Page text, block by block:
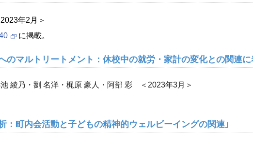
年2月＞
に掲載。
マルトリートメント：休校中の就労・家計の変化との関連に
綾乃・劉 名洋・梶原 豪人・阿部 彩 ＜2023年3月＞
町内会活動と子どもの精神的ウェルビーイングの関連」